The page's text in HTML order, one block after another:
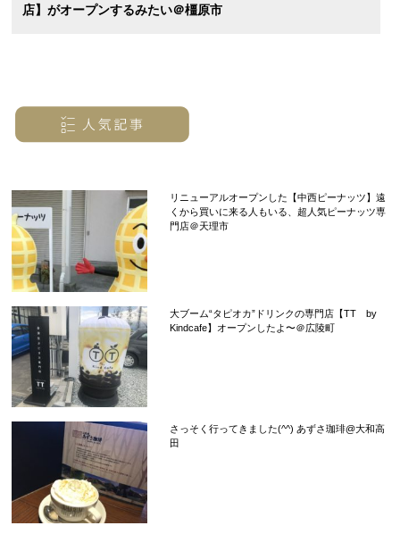
店】がオープンするみたい＠橿原市
リニューアルオープンした【中西ピーナッツ】遠
くから買いに来る人もいる、超人気ピーナッツ専
門店＠天理市
大ブーム“タピオカ”ドリンクの専門店【TT by
Kindcafe】オープンしたよ〜＠広陵町
さっそく行ってきました(^^) あずさ珈琲@大和高
田